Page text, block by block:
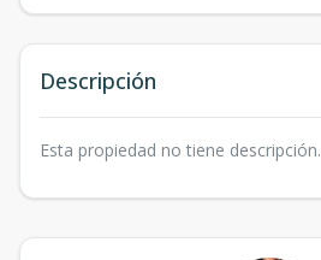
Descripción
Esta propiedad no tiene descripción.